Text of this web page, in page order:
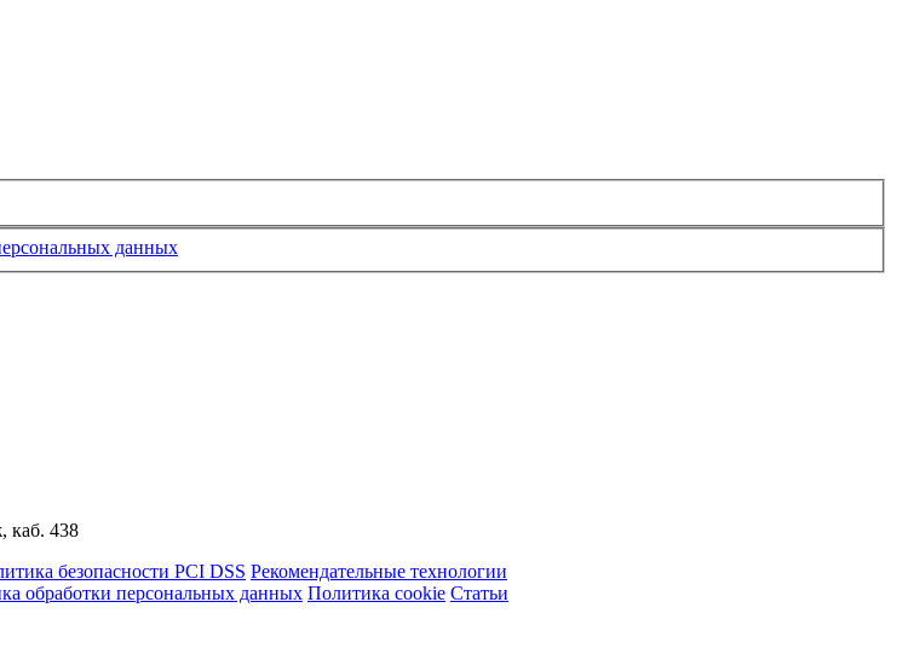
данных
каб. 438
безопасности PCI DSS Рекомендательные технологии
обработки персональных данных Политика cookie Статьи